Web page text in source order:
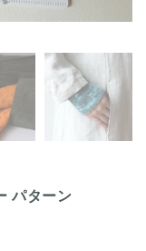
パターン